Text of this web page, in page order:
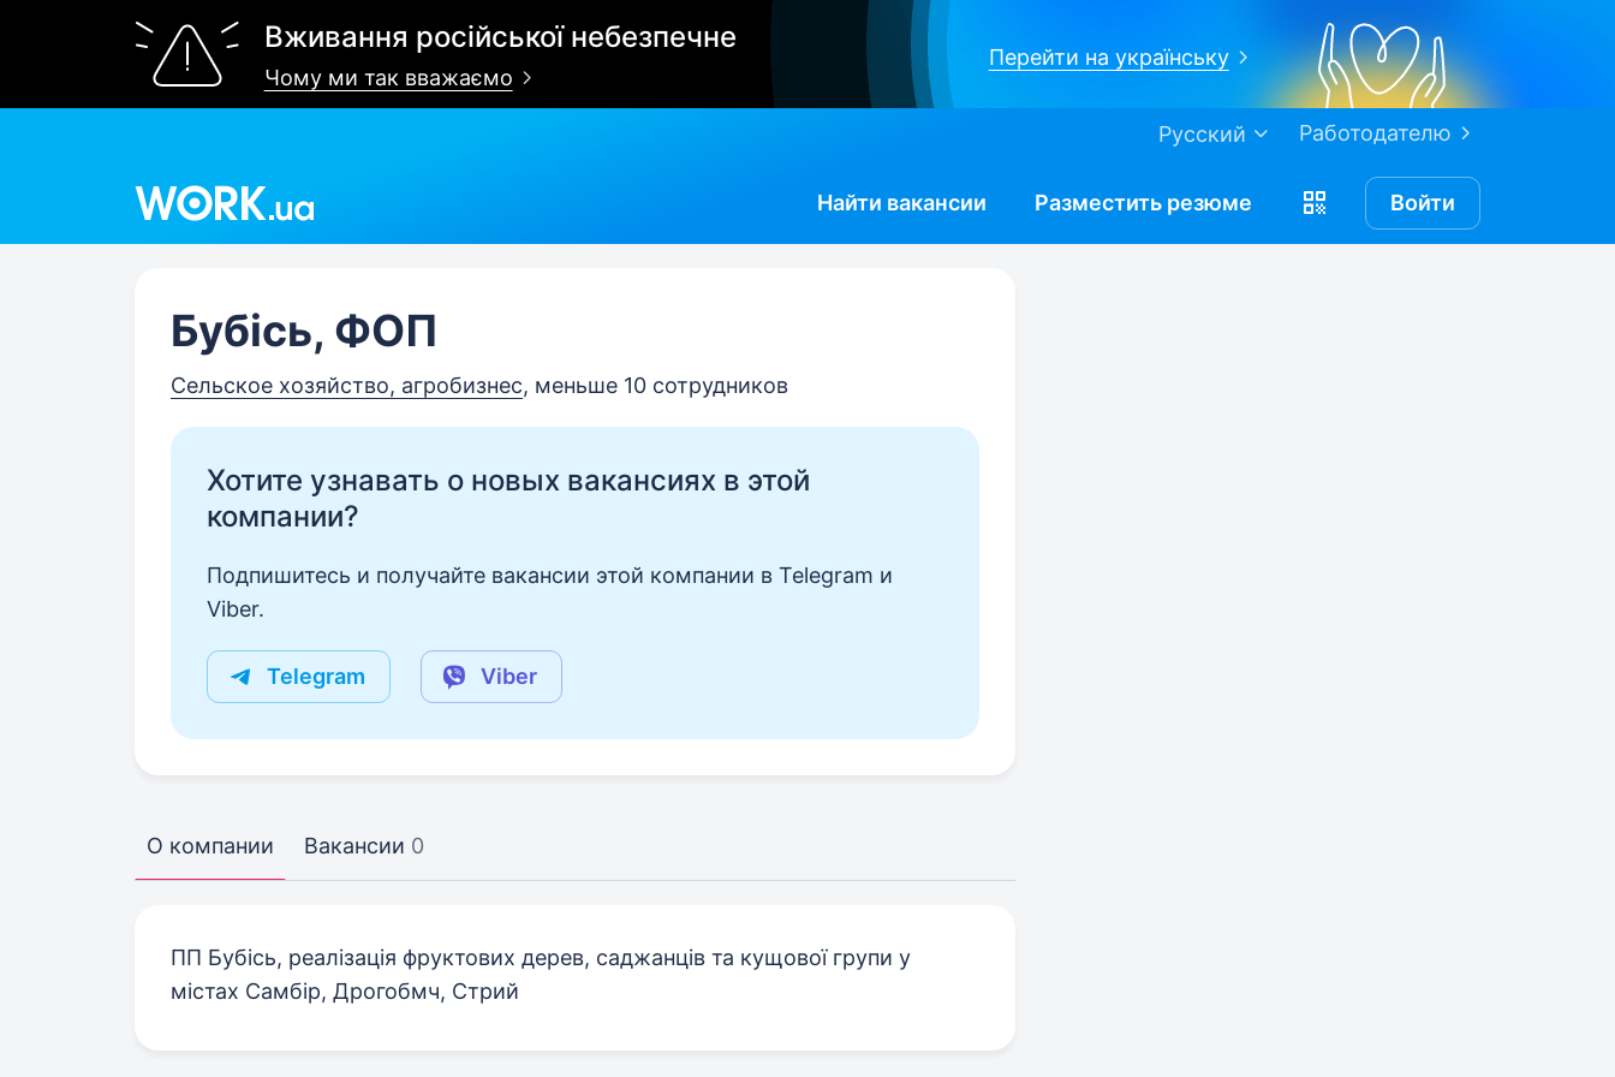
Вживання російської небезпечне
Чому ми так вважаємо
Перейти на українську
Работодателю
Русский
Найти вакансии Разместить резюме Войти
Бубісь, ФОП
Сельское хозяйство, агробизнес, меньше 10 сотрудников
Хотите узнавать о новых вакансиях в этой
компании?
Подпишитесь и получайте вакансии этой компании в Telegram и
Viber.
Telegram Viber
О компании Вакансии 0
ПП Бубісь, реалізація фруктових дерев, саджанців та кущової групи у
містах Самбір, Дрогобмч, Стрий